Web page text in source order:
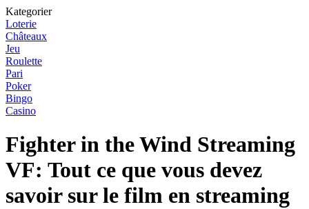
Kategorier
Loterie
Châteaux
Jeu
Roulette
Pari
Poker
Bingo
Casino
Fighter in the Wind Streaming
VF: Tout ce que vous devez
savoir sur le film en streaming